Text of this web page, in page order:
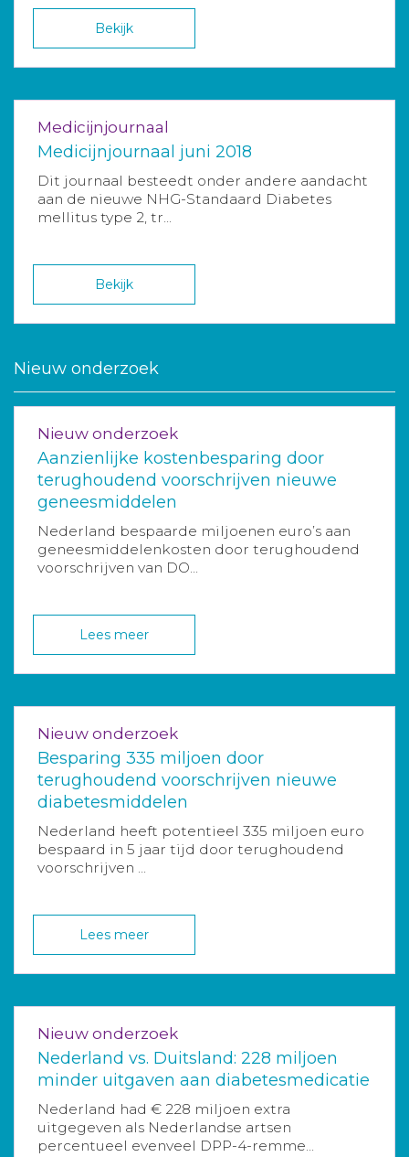
Bekijk
Medicijnjournaal
Medicijnjournaal juni 2018
Dit journaal besteedt onder andere aandacht
aan de nieuwe NHG-Standaard Diabetes
mellitus type 2, tr...
Bekijk
Nieuw onderzoek
Nieuw onderzoek
Aanzienlijke kostenbesparing door
terughoudend voorschrijven nieuwe
geneesmiddelen
Nederland bespaarde miljoenen euro’s aan
geneesmiddelenkosten door terughoudend
voorschrijven van DO...
Lees meer
Nieuw onderzoek
Besparing 335 miljoen door
terughoudend voorschrijven nieuwe
diabetesmiddelen
Nederland heeft potentieel 335 miljoen euro
bespaard in 5 jaar tijd door terughoudend
voorschrijven ...
Lees meer
Nieuw onderzoek
Nederland vs. Duitsland: 228 miljoen
minder uitgaven aan diabetesmedicatie
Nederland had € 228 miljoen extra
uitgegeven als Nederlandse artsen
percentueel evenveel DPP-4-remme...